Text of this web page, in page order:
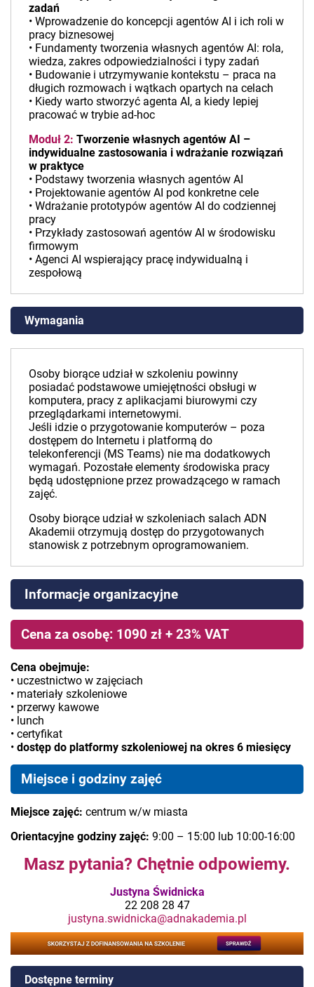
zadań
• Wprowadzenie do koncepcji agentów AI i ich roli w
pracy biznesowej
• Fundamenty tworzenia własnych agentów AI: rola,
wiedza, zakres odpowiedzialności i typy zadań
• Budowanie i utrzymywanie kontekstu – praca na
długich rozmowach i wątkach opartych na celach
• Kiedy warto stworzyć agenta AI, a kiedy lepiej
pracować w trybie ad-hoc
Moduł 2: Tworzenie własnych agentów AI –
indywidualne zastosowania i wdrażanie rozwiązań
w praktyce
• Podstawy tworzenia własnych agentów AI
• Projektowanie agentów AI pod konkretne cele
• Wdrażanie prototypów agentów AI do codziennej
pracy
• Przykłady zastosowań agentów AI w środowisku
firmowym
• Agenci AI wspierający pracę indywidualną i
zespołową
Wymagania
Osoby biorące udział w szkoleniu powinny
posiadać podstawowe umiejętności obsługi w
komputera, pracy z aplikacjami biurowymi czy
przeglądarkami internetowymi.
Jeśli idzie o przygotowanie komputerów – poza
dostępem do Internetu i platformą do
telekonferencji (MS Teams) nie ma dodatkowych
wymagań. Pozostałe elementy środowiska pracy
będą udostępnione przez prowadzącego w ramach
zajęć.
Osoby biorące udział w szkoleniach salach ADN
Akademii otrzymują dostęp do przygotowanych
stanowisk z potrzebnym oprogramowaniem.
Informacje organizacyjne
Cena za osobę: 1090 zł + 23% VAT
Cena obejmuje:
• uczestnictwo w zajęciach
• materiały szkoleniowe
• przerwy kawowe
• lunch
• certyfikat
• dostęp do platformy szkoleniowej na okres 6 miesięcy
Miejsce i godziny zajęć
Miejsce zajęć: centrum w/w miasta
Orientacyjne godziny zajęć: 9:00 – 15:00 lub 10:00-16:00
Masz pytania? Chętnie odpowiemy.
Justyna Świdnicka
22 208 28 47
justyna.swidnicka@adnakademia.pl
Dostępne terminy